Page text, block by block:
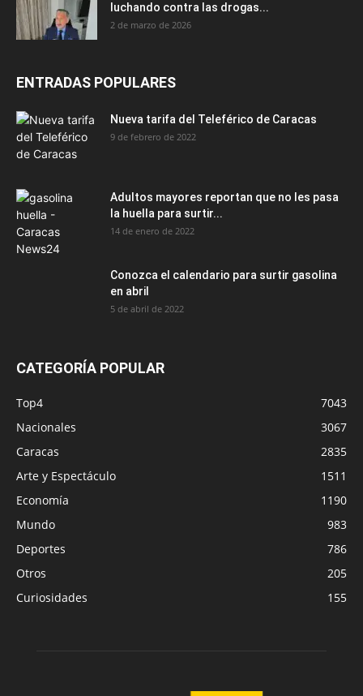
luchando contra las drogas...
2 de marzo de 2026
ENTRADAS POPULARES
Nueva tarifa del Teleférico de Caracas
9 de febrero de 2022
Adultos mayores reportan que no les pasa
la huella para surtir...
14 de enero de 2022
Conozca el calendario para surtir gasolina
en abril
5 de abril de 2022
CATEGORÍA POPULAR
Top4
7043
Nacionales
3067
Caracas
2835
Arte y Espectáculo
1511
Economía
1190
Mundo
983
Deportes
786
Otros
205
Curiosidades
155